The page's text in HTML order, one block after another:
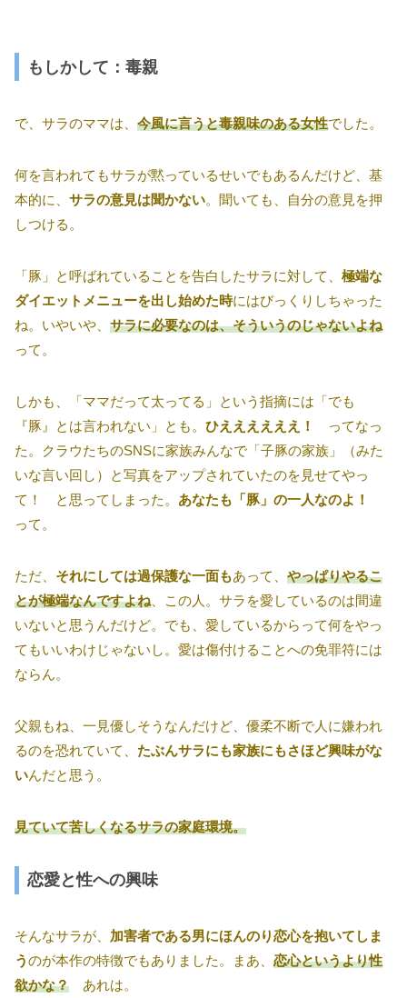
もしかして：毒親
で、サラのママは、 今風に言うと毒親味のある女性でした。
何を言われてもサラが黙っているせいでもあるんだけど、基
本的に、 サラの意見は聞かない。聞いても、自分の意見を押
しつける。
「豚」と呼ばれていることを告白したサラに対して、 極端な
ダイエットメニューを出し始めた時にはびっくりしちゃった
ね。いやいや、 サラに必要なのは、そういうのじゃないよね
って。
しかも、「ママだって太ってる」という指摘には「でも
『豚』とは言われない」とも。 ひええええええ！
ってなっ
た。クラウたちのSNSに家族みんなで「子豚の家族」（みた
いな言い回し）と写真をアップされていたのを見せてやっ
て！ と思ってしまった。 あなたも「豚」の一人なのよ！
って。
ただ、 それにしては過保護な一面もあって、 やっぱりやるこ
とが極端なんですよね 、この人。サラを愛しているのは間違
いないと思うんだけど。でも、愛しているからって何をやっ
てもいいわけじゃないし。愛は傷付けることへの免罪符には
ならん。
父親もね、一見優しそうなんだけど、優柔不断で人に嫌われ
るのを恐れていて、 たぶんサラにも家族にもさほど興味がな
いんだと思う。
見ていて苦しくなるサラの家庭環境。
恋愛と性への興味
そんなサラが、 加害者である男にほんのり恋心を抱いてしま
うのが本作の特徴でもありました。まあ、 恋心というより性
欲かな？ あれは。